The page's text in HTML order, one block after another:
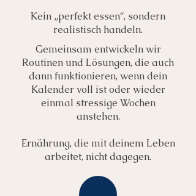
Kein „perfekt essen“, sondern
realistisch handeln.
Gemeinsam entwickeln wir
Routinen und Lösungen, die auch
dann funktionieren, wenn dein
Kalender voll ist oder wieder
einmal stressige Wochen
anstehen.
Ernährung, die mit deinem Leben
arbeitet, nicht dagegen.